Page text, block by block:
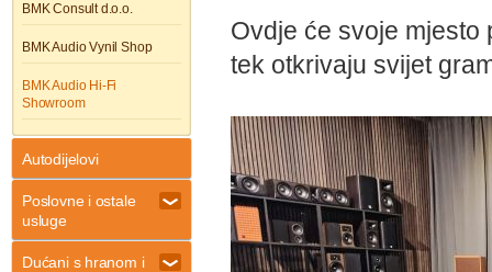
Ovdje će svoje mjesto
tek otkrivaju svijet
BMK Consult d.o.o.
BMK Audio Vynil Shop
BMK Audio Hi-Fi
Showroom
Autodijelovi
Poslovne i ostale
usluge
Dućani s hranom i